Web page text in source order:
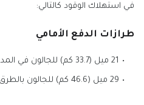
في استهلاك الوقود كالتالي:
طرازات الدفع الأمامي
21 ميل (33.7 كم) للجالون في المدينة .
29 ميل (46.6 كم) للجالون بالطرق السريعة.